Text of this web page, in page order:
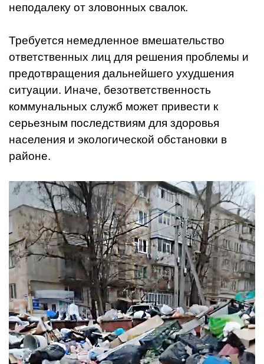
неподалеку от зловонных свалок.
Требуется немедленное вмешательство
ответственных лиц для решения проблемы и
предотвращения дальнейшего ухудшения
ситуации. Иначе, безответственность
коммунальных служб может привести к
серьезным последствиям для здоровья
населения и экологической обстановки в
районе.